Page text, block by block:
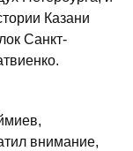
Казани
Санкт-
внимание,